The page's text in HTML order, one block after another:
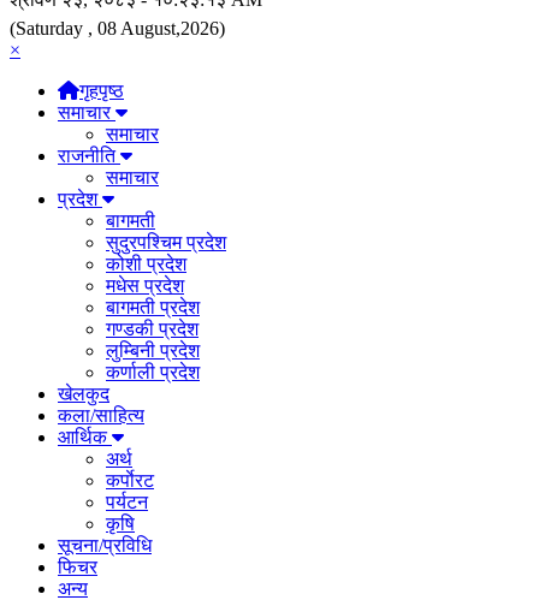
(Saturday , 08 August,2026)
×
गृहपृष्ठ
समाचार
समाचार
राजनीति
समाचार
प्रदेश
बागमती
सुदुरपश्चिम प्रदेश
कोशी प्रदेश
मधेस प्रदेश
बागमती प्रदेश
गण्डकी प्रदेश
लुम्बिनी प्रदेश
कर्णाली प्रदेश
खेलकुद
कला/साहित्य
आर्थिक
अर्थ
कर्पाेरट
पर्यटन
कृषि
सूचना/प्रविधि
फिचर
अन्य